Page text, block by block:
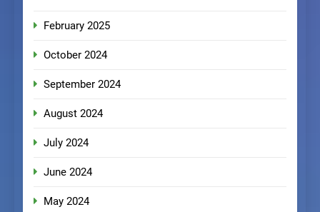
February 2025
October 2024
September 2024
August 2024
July 2024
June 2024
May 2024